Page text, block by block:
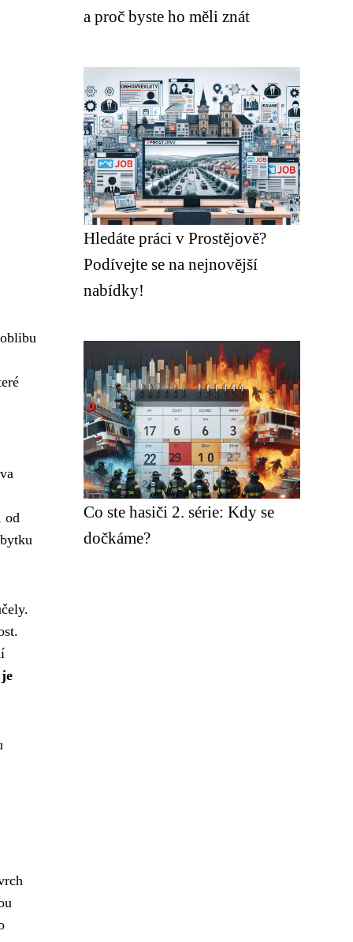
od
a proč byste ho měli znát
Hledáte práci v Prostějově?
Podívejte se na nejnovější
nabídky!
Co ste hasiči 2. série: Kdy se
dočkáme?